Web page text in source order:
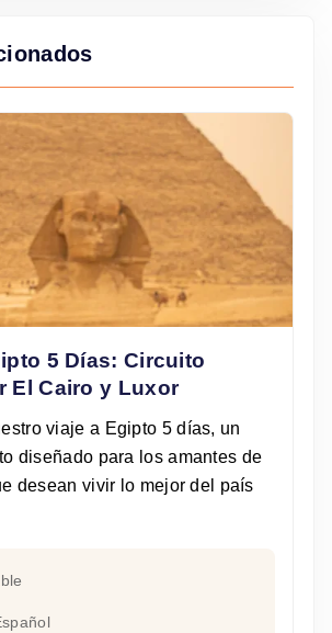
5 Días: Circuito
El Cairo y Luxor
viaje a Egipto 5 días, un
diseñado para los amantes de
desean vivir lo mejor del país